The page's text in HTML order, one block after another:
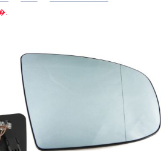
(ASPHERICAL)